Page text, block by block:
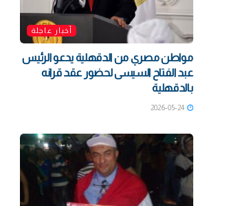
أخبار عاجلة
مواطن مصري من الدقهلية يدعو الرئيس
عبد الفتاح السيسى لحضور عقد قرانه
بالدقهلية
2026-05-24